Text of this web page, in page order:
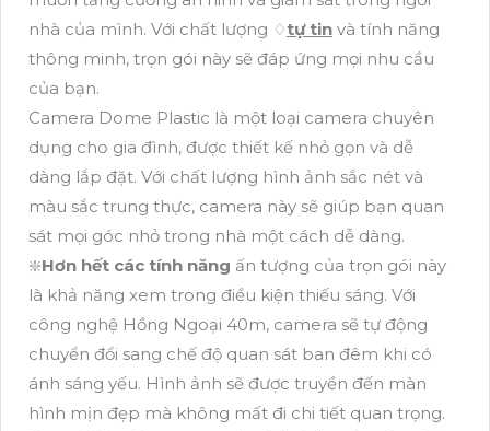
nhà của mình. Với chất lượng ♢tự tin và tính năng
thông minh, trọn gói này sẽ đáp ứng mọi nhu cầu
của bạn.
Camera Dome Plastic là một loại camera chuyên
dụng cho gia đình, được thiết kế nhỏ gọn và dễ
dàng lắp đặt. Với chất lượng hình ảnh sắc nét và
màu sắc trung thực, camera này sẽ giúp bạn quan
sát mọi góc nhỏ trong nhà một cách dễ dàng.
❇️Hơn hết các tính năng ấn tượng của trọn gói này
là khả năng xem trong điều kiện thiếu sáng. Với
công nghệ Hồng Ngoại 40m, camera sẽ tự động
chuyển đổi sang chế độ quan sát ban đêm khi có
ánh sáng yếu. Hình ảnh sẽ được truyền đến màn
hình mịn đẹp mà không mất đi chi tiết quan trọng.